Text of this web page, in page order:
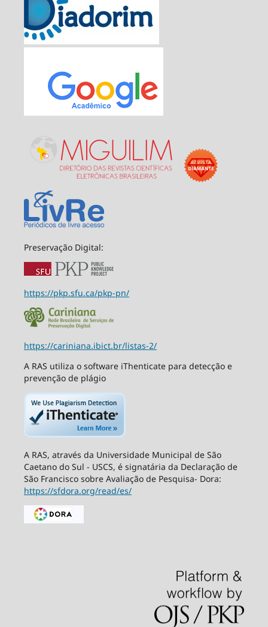
Preservação Digital:
https://pkp.sfu.ca/pkp-pn/
https://cariniana.ibict.br/listas-2/
A RAS utiliza o software iThenticate para detecção e
prevenção de plágio
A RAS, através da Universidade Municipal de São
Caetano do Sul - USCS, é signatária da Declaração de
São Francisco sobre Avaliação de Pesquisa- Dora:
https://sfdora.org/read/es/